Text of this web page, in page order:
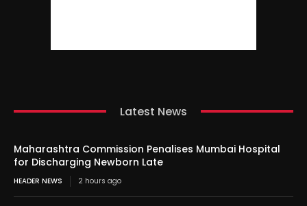
Latest News
Maharashtra Commission Penalises Mumbai Hospital
for Discharging Newborn Late
HEADER NEWS 2 hours ago